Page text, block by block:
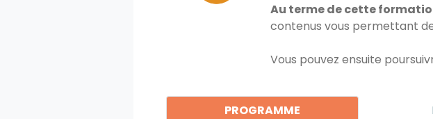
Au terme de cette
contenus vous permettant
Vous pouvez ensuite
PROGRAMME